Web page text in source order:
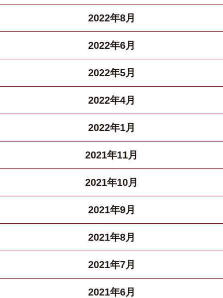
2022年8月
2022年6月
2022年5月
2022年4月
2022年1月
2021年11月
2021年10月
2021年9月
2021年8月
2021年7月
2021年6月